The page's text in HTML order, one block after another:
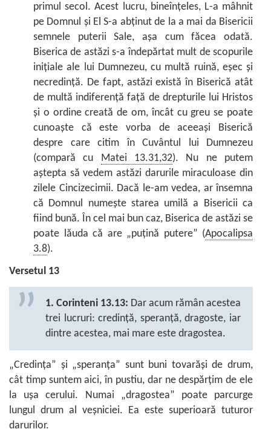
primul secol. Acest lucru, bineînțeles, L-a mâhnit
pe Domnul și El S-a abținut de la a mai da Bisericii
semnele puterii Sale, așa cum făcea odată.
Biserica de astăzi s-a îndepărtat mult de scopurile
inițiale ale lui Dumnezeu, cu multă ruină, eșec și
necredință. De fapt, astăzi există în Biserică atât
de multă indiferență față de drepturile lui Hristos
și o ordine creată de om, încât cu greu se poate
cunoaște că este vorba de aceeași Biserică
despre care citim în Cuvântul lui Dumnezeu
(compară cu
Matei 13.31,32). Nu ne putem
aștepta să vedem astăzi darurile miraculoase din
zilele Cincizecimii. Dacă le-am vedea, ar însemna
că Domnul numește starea umilă a Bisericii ca
fiind bună. În cel mai bun caz, Biserica de astăzi se
poate lăuda că are „puțină putere” (Apocalipsa
3.8).
Versetul 13
1. Corinteni 13.13: Dar acum rămân acestea
trei lucruri: credință, speranță, dragoste, iar
dintre acestea, mai mare este dragostea.
„Credința” și „speranța” sunt buni tovarăși de drum,
cât timp suntem aici, în pustiu, dar ne despărțim de ele
la ușa cerului. Numai „dragostea” poate parcurge
lungul drum al veșniciei. Ea este superioară tuturor
darurilor.